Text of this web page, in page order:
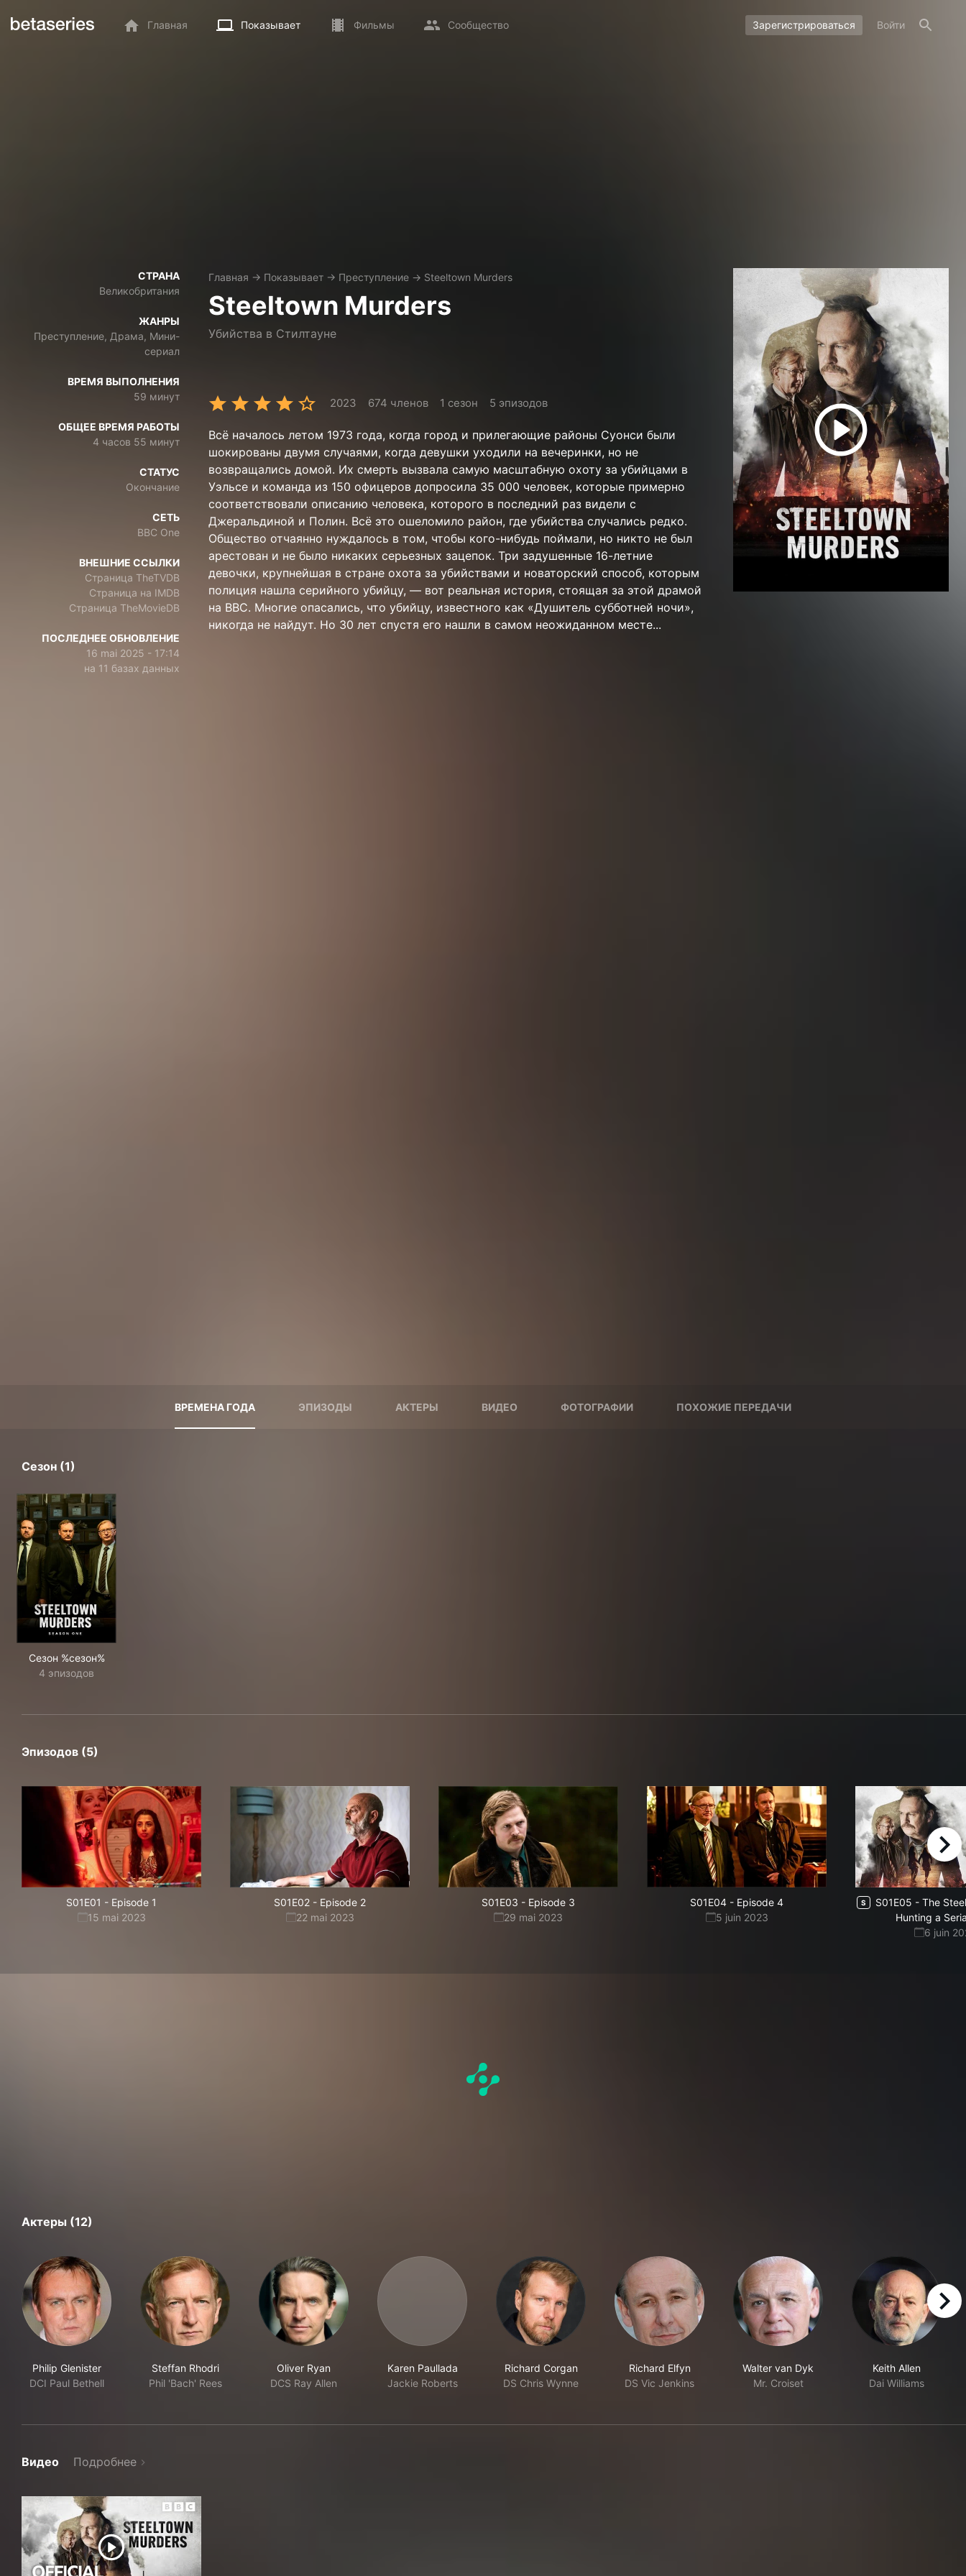
Главная Показывает Фильмы Сообщество Зарегистрироваться Войти
СТРАНА
Великобритания
ЖАНРЫ
Преступление, Драма, Мини-
сериал
ВРЕМЯ ВЫПОЛНЕНИЯ
59 минут
ОБЩЕЕ ВРЕМЯ РАБОТЫ
4 часов 55 минут
СТАТУС
Окончание
СЕТЬ
BBC One
ВНЕШНИЕ ССЫЛКИ
Страница TheTVDB
Страница на IMDB
Страница TheMovieDB
ПОСЛЕДНЕЕ ОБНОВЛЕНИЕ
16 mai 2025 - 17:14
на 11 базах данных
Главная → Показывает → Преступление → Steeltown Murders
Steeltown Murders
Убийства в Стилтауне
2023 674 членов 1 сезон 5 эпизодов
Всё началось летом 1973 года, когда город и прилегающие районы Суонси были
шокированы двумя случаями, когда девушки уходили на вечеринки, но не
возвращались домой. Их смерть вызвала самую масштабную охоту за убийцами в
Уэльсе и команда из 150 офицеров допросила 35 000 человек, которые примерно
соответствовали описанию человека, которого в последний раз видели с
Джеральдиной и Полин. Всё это ошеломило район, где убийства случались редко.
Общество отчаянно нуждалось в том, чтобы кого-нибудь поймали, но никто не был
арестован и не было никаких серьезных зацепок. Три задушенные 16-летние
девочки, крупнейшая в стране охота за убийствами и новаторский способ, которым
полиция нашла серийного убийцу, — вот реальная история, стоящая за этой драмой
на BBC. Многие опасались, что убийцу, известного как «Душитель субботней ночи»,
никогда не найдут. Но 30 лет спустя его нашли в самом неожиданном месте...
ВРЕМЕНА ГОДА ЭПИЗОДЫ АКТЕРЫ ВИДЕО ФОТОГРАФИИ ПОХОЖИЕ ПЕРЕДАЧИ
Сезон (1)
Сезон %сезон%
4 эпизодов
Эпизодов (5)
S01E01 - Episode 1
15 mai 2023
S01E02 - Episode 2
22 mai 2023
S01E03 - Episode 3
29 mai 2023
S01E04 - Episode 4
5 juin 2023
S S01E05 - The
Hunting a
6 juin
right
Актеры (12)
Philip Glenister
DCI Paul Bethell
Steffan Rhodri
Phil 'Bach' Rees
Oliver Ryan
DCS Ray Allen
Karen Paullada
Jackie Roberts
Richard Corgan
DS Chris Wynne
Richard Elfyn
DS Vic Jenkins
Walter van Dyk
Mr. Croiset
Keith Allen
Dai Williams
right
Видео Подробнее